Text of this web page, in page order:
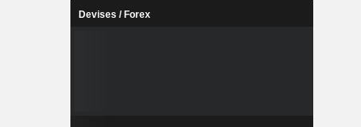
Devises / Forex